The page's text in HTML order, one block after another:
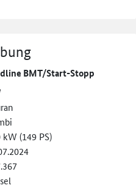
BMT/Start-Stopp
kW (149 PS)